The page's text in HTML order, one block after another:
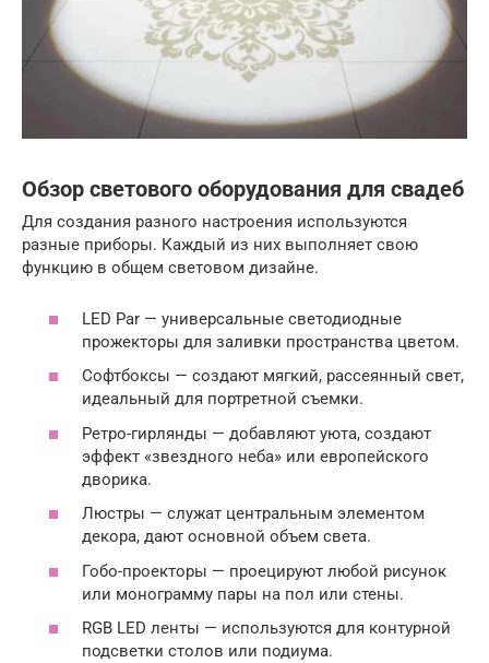
Обзор светового оборудования для свадеб
Для создания разного настроения используются
разные приборы. Каждый из них выполняет свою
функцию в общем световом дизайне.
LED Par — универсальные светодиодные
прожекторы для заливки пространства цветом.
Софтбоксы — создают мягкий, рассеянный свет,
идеальный для портретной съемки.
Ретро-гирлянды — добавляют уюта, создают
эффект «звездного неба» или европейского
дворика.
Люстры — служат центральным элементом
декора, дают основной объем света.
Гобо-проекторы — проецируют любой рисунок
или монограмму пары на пол или стены.
RGB LED ленты — используются для контурной
подсветки столов или подиума.